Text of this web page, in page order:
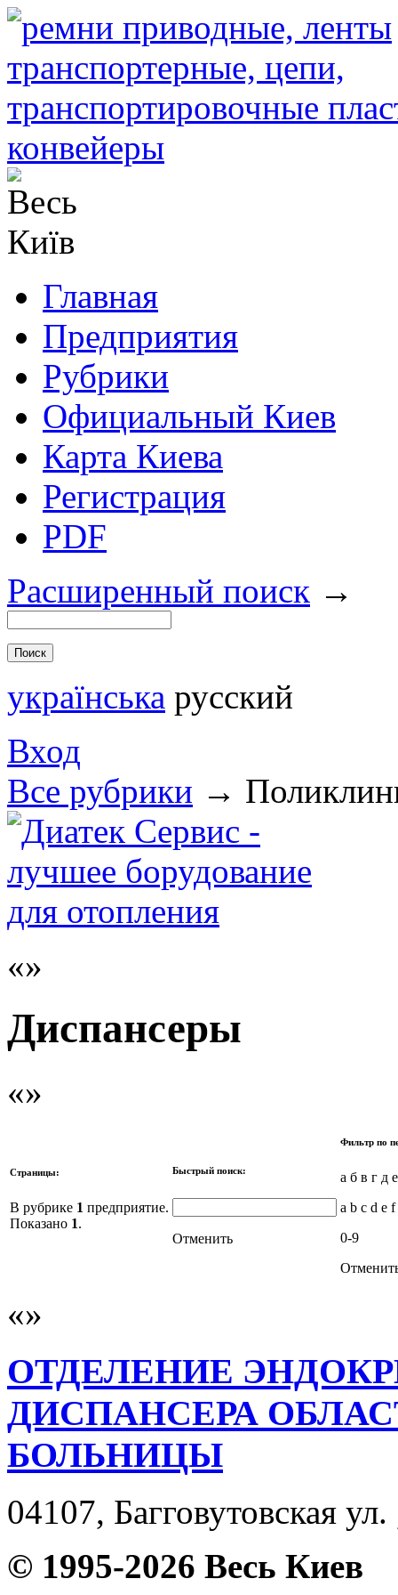
Главная
Предприятия
Рубрики
Официальный Киев
Карта Киева
Регистрация
PDF
Расширенный поиск →
українська русский
Вход
Все рубрики →
Диспансеры
Страницы:
В рубрике 1 предприятие.
Показано 1.
Быстрый поиск:
Отменить
Фильтр по
а б в г д
a b c d e
0-9
ОТДЕЛЕНИЕ
ДИСПАНСЕРА
БОЛЬНИЦЫ
04107, Багговутовская
© 1995-2026 Весь Киев